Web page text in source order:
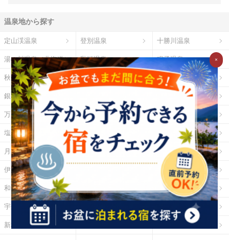
温泉地から探す
定山渓温泉 登別温泉 十勝川温泉
湯の川温泉（北海道） 乳頭温泉 鳴子温泉
秋保温泉 東山温泉 蔵王温泉
銀山温泉 伊香保温泉
万座温泉 四万温泉 鬼怒川温泉
塩原温泉 野沢温泉 白骨温泉
月岡温泉 石和温泉 湯河原温泉
伊東温泉 下田温泉（静岡県）
和倉温泉 あわら温泉
宇奈月温泉
新穂高温泉
×